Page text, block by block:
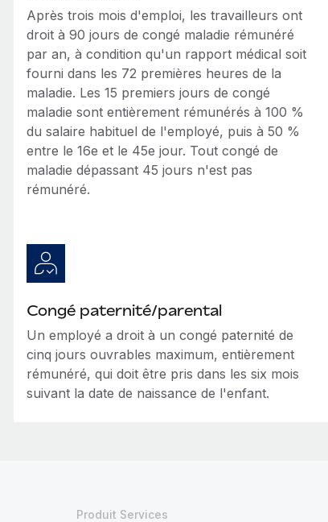
Après trois mois d'emploi, les travailleurs ont
droit à 90 jours de congé maladie rémunéré
par an, à condition qu'un rapport médical soit
fourni dans les 72 premières heures de la
maladie. Les 15 premiers jours de congé
maladie sont entièrement rémunérés à 100 %
du salaire habituel de l'employé, puis à 50 %
entre le 16e et le 45e jour. Tout congé de
maladie dépassant 45 jours n'est pas
rémunéré.
Congé paternité/parental
Un employé a droit à un congé paternité de
cinq jours ouvrables maximum, entièrement
rémunéré, qui doit être pris dans les six mois
suivant la date de naissance de l'enfant.
Produit Services